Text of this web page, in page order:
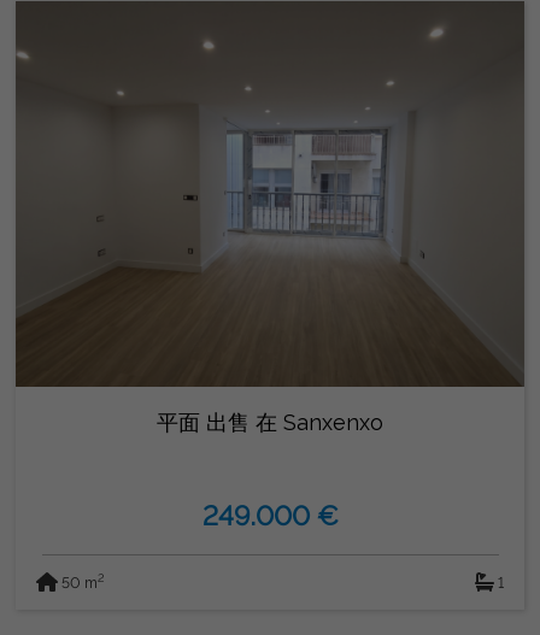
平面 出售 在 Sanxenxo
249.000 €
50 m2 1